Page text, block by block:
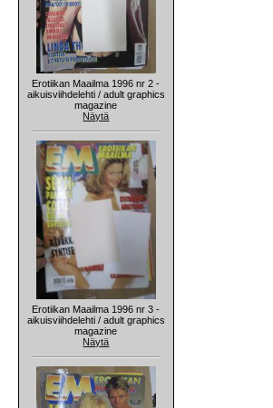
Erotiikan Maailma 1996 nr 2 -
aikuisviihdelehti / adult graphics
magazine
Näytä
Erotiikan Maailma 1996 nr 3 -
aikuisviihdelehti / adult graphics
magazine
Näytä